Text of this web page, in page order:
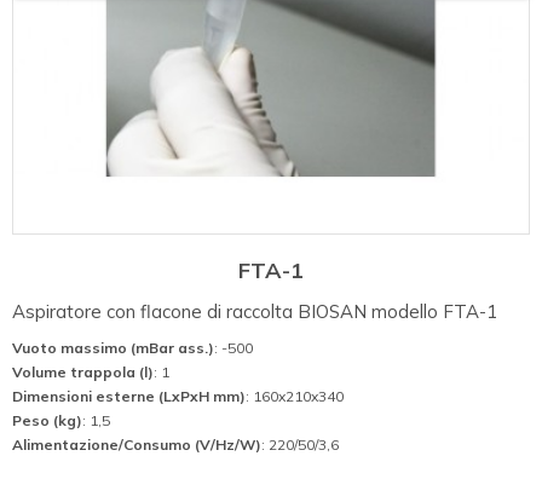
FTA-1
Aspiratore con flacone di raccolta BIOSAN modello FTA-1
Vuoto massimo (mBar ass.): -500
Volume trappola (l): 1
Dimensioni esterne (LxPxH mm): 160x210x340
Peso (kg): 1,5
Alimentazione/Consumo (V/Hz/W): 220/50/3,6